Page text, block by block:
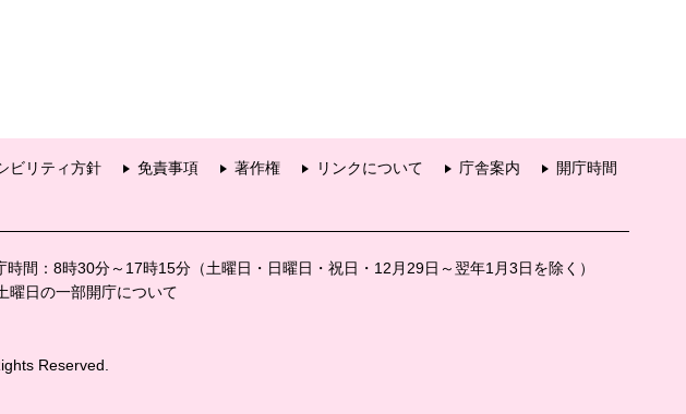
ビリティ方針 免責事項 著作権 リンクについて 庁舎案内
開庁時間
時間：8時30分～17時15分（土曜日・日曜日・祝日・12月29日～翌年1月3日を除く）
曜日の一部開庁について
Reserved.